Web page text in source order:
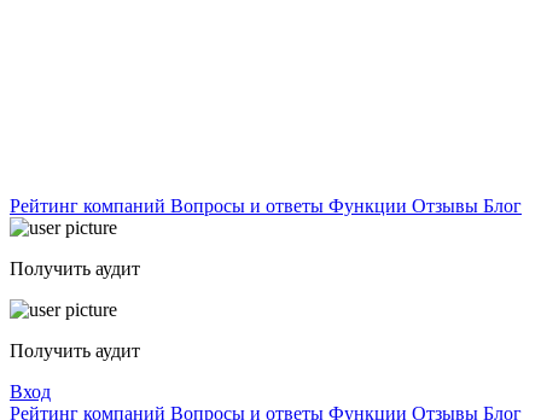
Рейтинг компаний Вопросы и ответы Функции Отзывы Блог
Получить аудит
Получить аудит
Вход
Рейтинг компаний Вопросы и ответы Функции Отзывы Блог